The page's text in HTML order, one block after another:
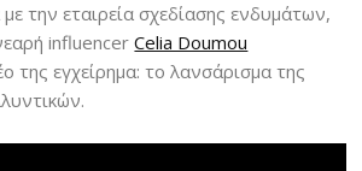
την εταιρεία σχεδίασης ενδυμάτων,
influencerCelia Doumou
της εγχείρημα: το λανσάρισμα της